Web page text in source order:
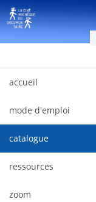
Skip to Content
accueil
mode d'emploi
catalogue
ressources
zoom